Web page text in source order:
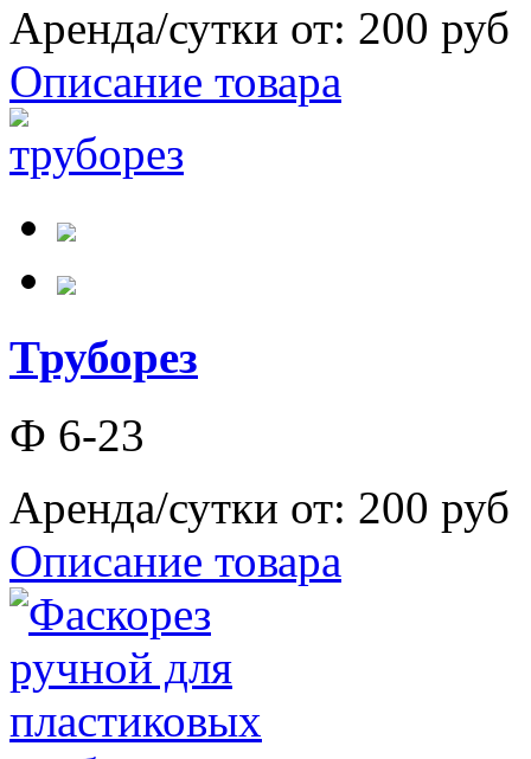
Аренда/сутки от: 200 руб
Описание товара
Труборез
Ф 6-23
Аренда/сутки от: 200 руб
Описание товара